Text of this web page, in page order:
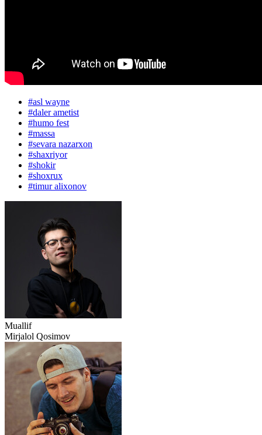
#asl wayne
#daler ametist
#humo fest
#massa
#sevara nazarxon
#shaxriyor
#shokir
#shoxrux
#timur alixonov
Muallif
Mirjalol Qosimov